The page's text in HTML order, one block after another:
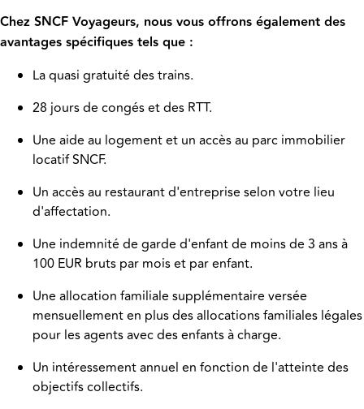
Chez SNCF Voyageurs, nous vous offrons également des
avantages spécifiques tels que :
La quasi gratuité des trains.
28 jours de congés et des RTT.
Une aide au logement et un accès au parc immobilier
locatif SNCF.
Un accès au restaurant d'entreprise selon votre lieu
d'affectation.
Une indemnité de garde d'enfant de moins de 3 ans à
100 EUR bruts par mois et par enfant.
Une allocation familiale supplémentaire versée
mensuellement en plus des allocations familiales légales
pour les agents avec des enfants à charge.
Un intéressement annuel en fonction de l'atteinte des
objectifs collectifs.